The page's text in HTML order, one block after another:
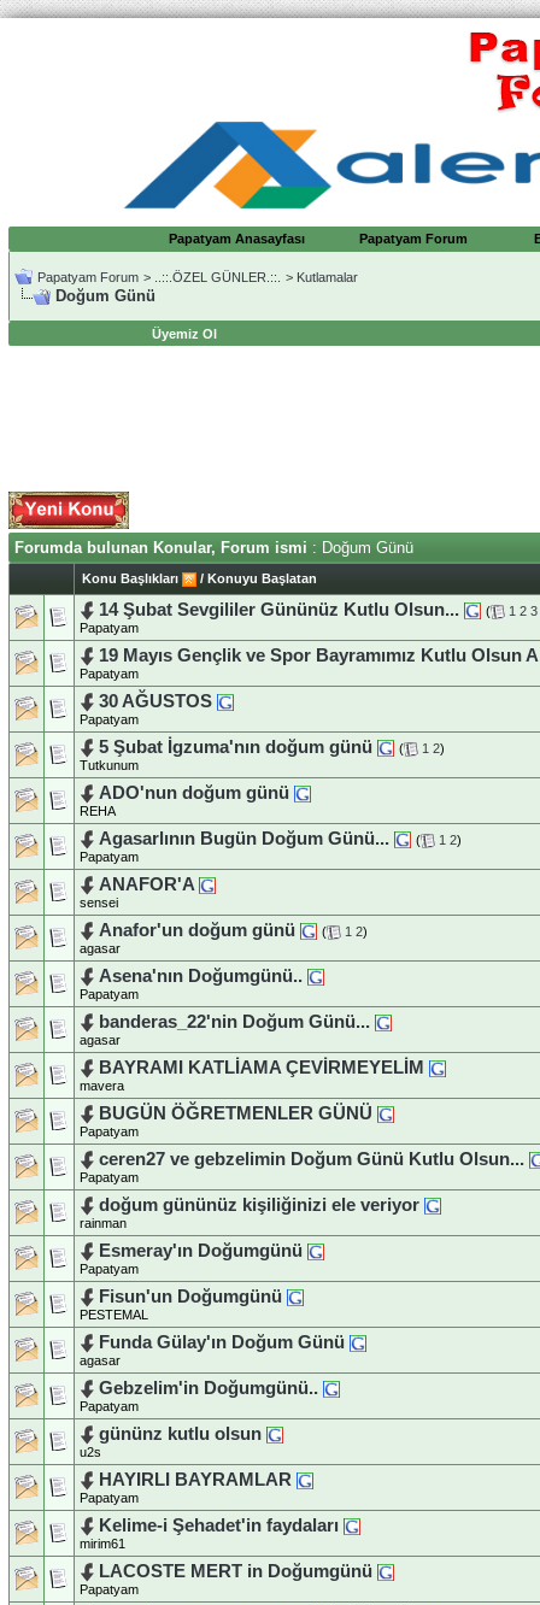
Papatyam Anasayfası Papatyam Forum
Papatyam Forum > ..::.ÖZEL GÜNLER.::. > Kutlamalar
Doğum Günü
Üyemiz Ol
Forumda bulunan Konular, Forum ismi : Doğum Günü
Konu Başlıkları / Konuyu Başlatan
14 Şubat Sevgililer Gününüz Kutlu Olsun... ( 1 2 3
Papatyam
19 Mayıs Gençlik ve Spor Bayramımız Kutlu Olsun
Papatyam
30 AĞUSTOS
Papatyam
5 Şubat İgzuma'nın doğum günü ( 1 2)
Tutkunum
ADO'nun doğum günü
REHA
Agasarlının Bugün Doğum Günü... ( 1 2)
Papatyam
ANAFOR'A
sensei
Anafor'un doğum günü ( 1 2)
agasar
Asena'nın Doğumgünü..
Papatyam
banderas_22'nin Doğum Günü...
agasar
BAYRAMI KATLİAMA ÇEVİRMEYELİM
mavera
BUGÜN ÖĞRETMENLER GÜNÜ
Papatyam
ceren27 ve gebzelimin Doğum Günü Kutlu Olsun...
Papatyam
doğum gününüz kişiliğinizi ele veriyor
rainman
Esmeray'ın Doğumgünü
Papatyam
Fisun'un Doğumgünü
PESTEMAL
Funda Gülay'ın Doğum Günü
agasar
Gebzelim'in Doğumgünü..
Papatyam
gününz kutlu olsun
u2s
HAYIRLI BAYRAMLAR
Papatyam
Kelime-i Şehadet'in faydaları
mirim61
LACOSTE MERT in Doğumgünü
Papatyam